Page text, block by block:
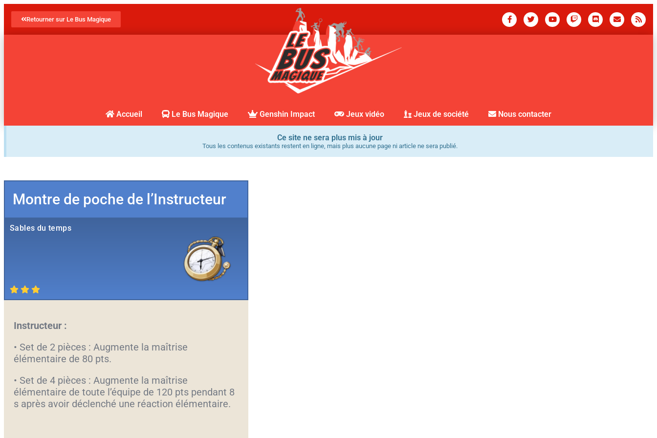
Retourner sur Le Bus Magique
Accueil Le Bus Magique Genshin Impact Jeux vidéo Jeux de société Nous contacter
Ce site ne sera plus mis à jour
Tous les contenus existants restent en ligne, mais plus aucune page ni article ne sera publié.
Montre de poche de l’Instructeur
Sables du temps
Instructeur :
• Set de 2 pièces : Augmente la maîtrise
élémentaire de 80 pts.
• Set de 4 pièces : Augmente la maîtrise
élémentaire de toute l’équipe de 120 pts pendant 8
s après avoir déclenché une réaction élémentaire.